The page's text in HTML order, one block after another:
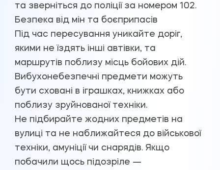
та зверніться до поліції за номером 102.
Безпека від мін та боєприпасів
Під час пересування уникайте доріг,
якими не їздять інші автівки, та
маршрутів поблизу місць бойових дій.
Вибухонебезпечні предмети можуть
бути сховані в іграшках, книжках або
поблизу зруйнованої техніки.
Не підбирайте жодних предметів на
вулиці та не наближайтеся до військової
техніки, амуніції чи снарядів. Якщо
побачили щось підозріле —